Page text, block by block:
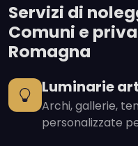
Servizi di
Comuni e
Romagna
Luminarie
Archi, gallerie,
personalizzate